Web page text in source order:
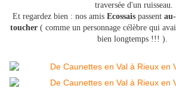
traversée d'un ruisseau.
Et regardez bien : nos amis Ecossais passent
toucher( comme un personnage célèbre qui
bien longtemps !!! ).